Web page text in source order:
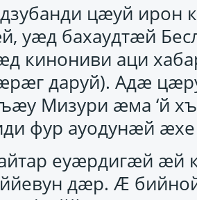
цӕуй ирон
уӕд бахаудтӕй
кинониви аци
даруй). Адӕ
Мизури ӕма ‘й
фур ауодунӕй
еуӕрдигӕй ӕй
дӕр. Ӕ